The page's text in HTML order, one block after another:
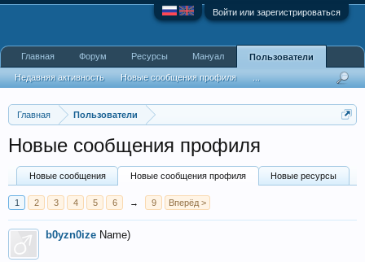
Войти или зарегистрироваться
Главная Пользователи
Новые сообщения профиля
Новые сообщения Новые сообщения профиля Новые ресурсы
1 2 3 4 5 6 → 9 Вперёд >
b0yzn0ize Name)
Главная Форум Ресурсы Мануал Пользователи
Недавняя активность Новые сообщения профиля